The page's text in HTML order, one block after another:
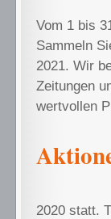
Vom 1 bis
Sammeln
2021. Wir
Zeitungen
wertvollen
2020 statt.